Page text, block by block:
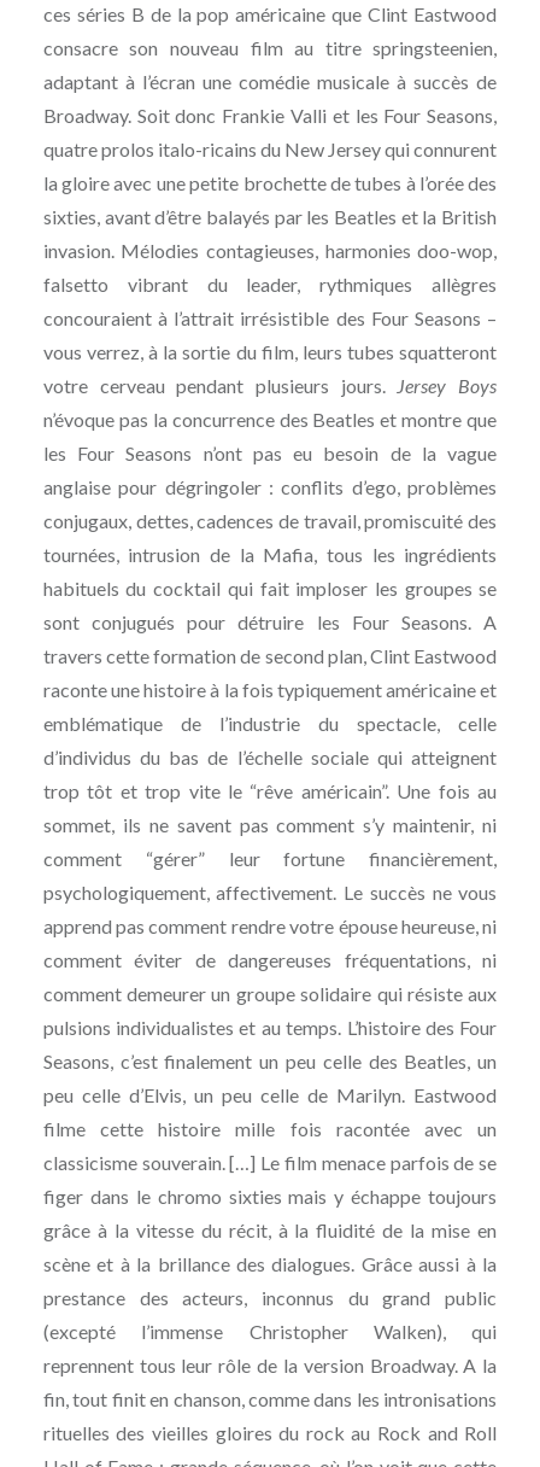
ces séries B de la pop américaine que Clint Eastwood
consacre son nouveau film au titre springsteenien,
adaptant à l’écran une comédie musicale à succès de
Broadway. Soit donc Frankie Valli et les Four Seasons,
quatre prolos italo-ricains du New Jersey qui connurent
la gloire avec une petite brochette de tubes à l’orée des
sixties, avant d’être balayés par les Beatles et la British
invasion. Mélodies contagieuses, harmonies doo-wop,
falsetto vibrant du leader, rythmiques allègres
concouraient à l’attrait irrésistible des Four Seasons –
vous verrez, à la sortie du film, leurs tubes squatteront
votre cerveau pendant plusieurs jours. Jersey Boys
n’évoque pas la concurrence des Beatles et montre que
les Four Seasons n’ont pas eu besoin de la vague
anglaise pour dégringoler : conflits d’ego, problèmes
conjugaux, dettes, cadences de travail, promiscuité des
tournées, intrusion de la Mafia, tous les ingrédients
habituels du cocktail qui fait imploser les groupes se
sont conjugués pour détruire les Four Seasons. A
travers cette formation de second plan, Clint Eastwood
raconte une histoire à la fois typiquement américaine et
emblématique de l’industrie du spectacle, celle
d’individus du bas de l’échelle sociale qui atteignent
trop tôt et trop vite le “rêve américain”. Une fois au
sommet, ils ne savent pas comment s’y maintenir, ni
comment “gérer” leur fortune financièrement,
psychologiquement, affectivement. Le succès ne vous
apprend pas comment rendre votre épouse heureuse, ni
comment éviter de dangereuses fréquentations, ni
comment demeurer un groupe solidaire qui résiste aux
pulsions individualistes et au temps. L’histoire des Four
Seasons, c’est finalement un peu celle des Beatles, un
peu celle d’Elvis, un peu celle de Marilyn. Eastwood
filme cette histoire mille fois racontée avec un
classicisme souverain. […] Le film menace parfois de se
figer dans le chromo sixties mais y échappe toujours
grâce à la vitesse du récit, à la fluidité de la mise en
scène et à la brillance des dialogues. Grâce aussi à la
prestance des acteurs, inconnus du grand public
(excepté l’immense Christopher Walken), qui
reprennent tous leur rôle de la version Broadway. A la
fin, tout finit en chanson, comme dans les intronisations
rituelles des vieilles gloires du rock au Rock and Roll